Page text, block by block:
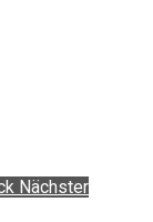
Nächster